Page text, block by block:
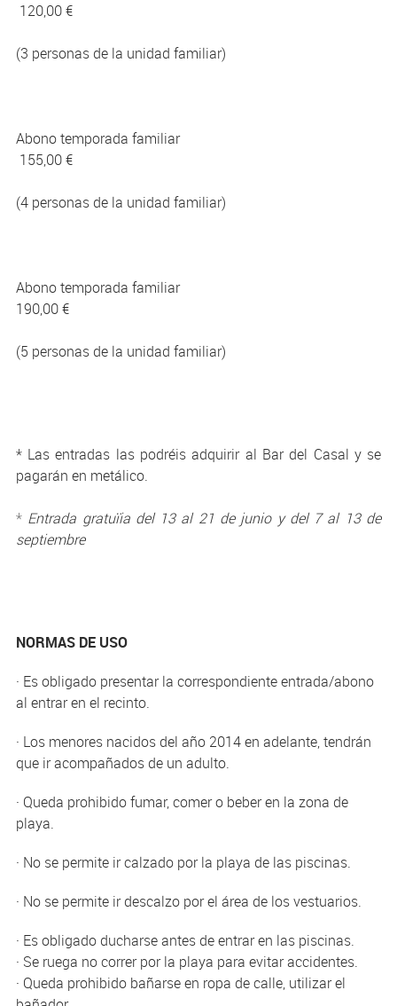
120,00 €
(3 personas de la unidad familiar)
Abono temporada familiar
155,00 €
(4 personas de la unidad familiar)
Abono temporada familiar
190,00 €
(5 personas de la unidad familiar)
* Las entradas las podréis adquirir al Bar del Casal y se
pagarán en metálico.
* Entrada gratuïia del 13 al 21 de junio y del 7 al 13 de
septiembre
NORMAS DE USO
· Es obligado presentar la correspondiente entrada/abono
al entrar en el recinto.
· Los menores nacidos del año 2014 en adelante, tendrán
que ir acompañados de un adulto.
· Queda prohibido fumar, comer o beber en la zona de
playa.
· No se permite ir calzado por la playa de las piscinas.
· No se permite ir descalzo por el área de los vestuarios.
· Es obligado ducharse antes de entrar en las piscinas.
· Se ruega no correr por la playa para evitar accidentes.
· Queda prohibido bañarse en ropa de calle, utilizar el